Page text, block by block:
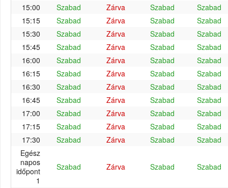
15:00
Szabad Zárva Szabad
Szabad
15:15
Szabad Zárva Szabad
Szabad
15:30
Szabad Zárva Szabad
Szabad
15:45
Szabad Zárva Szabad
Szabad
16:00
Szabad Zárva Szabad
Szabad
16:15
Szabad Zárva Szabad
Szabad
16:30
Szabad Zárva Szabad
Szabad
16:45
Szabad Zárva Szabad
Szabad
17:00
Szabad Zárva Szabad
Szabad
17:15
Szabad Zárva Szabad
Szabad
17:30
Szabad Zárva Szabad
Szabad
Egész
napos
időpont
1
Szabad Zárva Szabad Szabad